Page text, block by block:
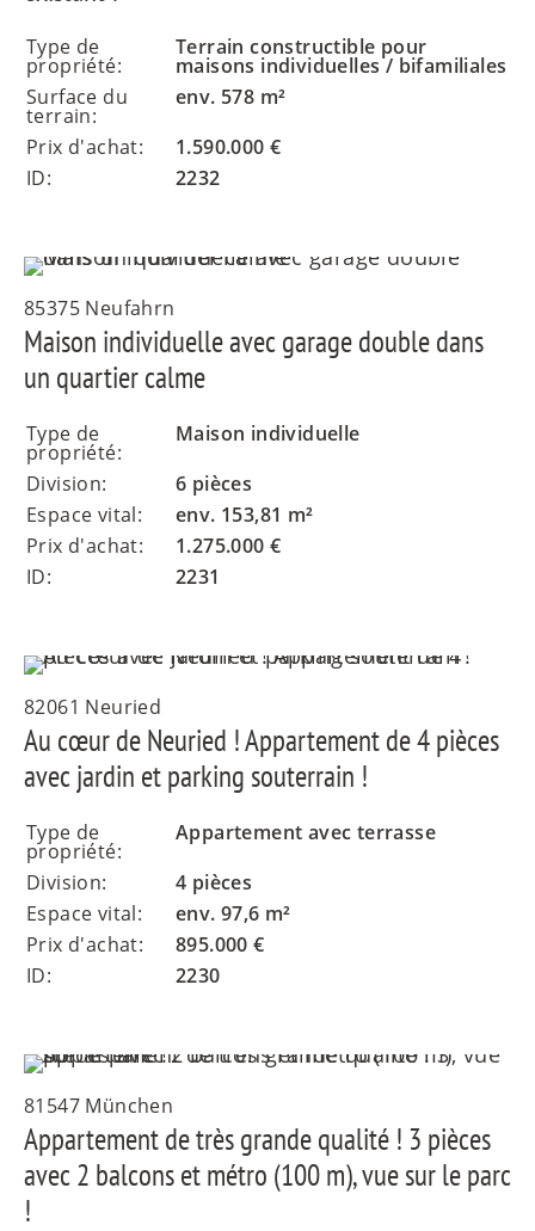
Type de
propriété:
Terrain constructible pour
maisons individuelles / bifamiliales
Surface du
terrain:
env. 578 m²
Prix d'achat:
1.590.000 €
ID:
2232
85375 Neufahrn
Maison individuelle avec garage double dans
un quartier calme
Type de
propriété:
Maison individuelle
Division:
6 pièces
Espace vital:
env. 153,81 m²
Prix d'achat:
1.275.000 €
ID:
2231
82061 Neuried
Au cœur de Neuried ! Appartement de 4 pièces
avec jardin et parking souterrain !
Type de
propriété:
Appartement avec terrasse
Division:
4 pièces
Espace vital:
env. 97,6 m²
Prix d'achat:
895.000 €
ID:
2230
81547 München
Appartement de très grande qualité ! 3 pièces
avec 2 balcons et métro (100 m), vue sur le parc
!